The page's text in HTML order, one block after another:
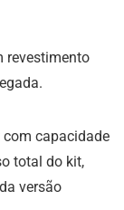
revestimento
com capacidade
total do kit,
versão